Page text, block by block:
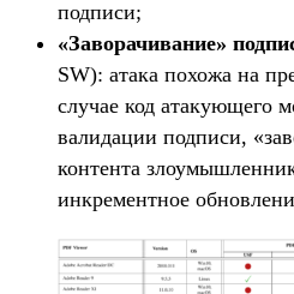
подписи;
«Заворачивание»
SW): атака похожа на
случае код атакующего
валидации подписи,
контента
инкрементное